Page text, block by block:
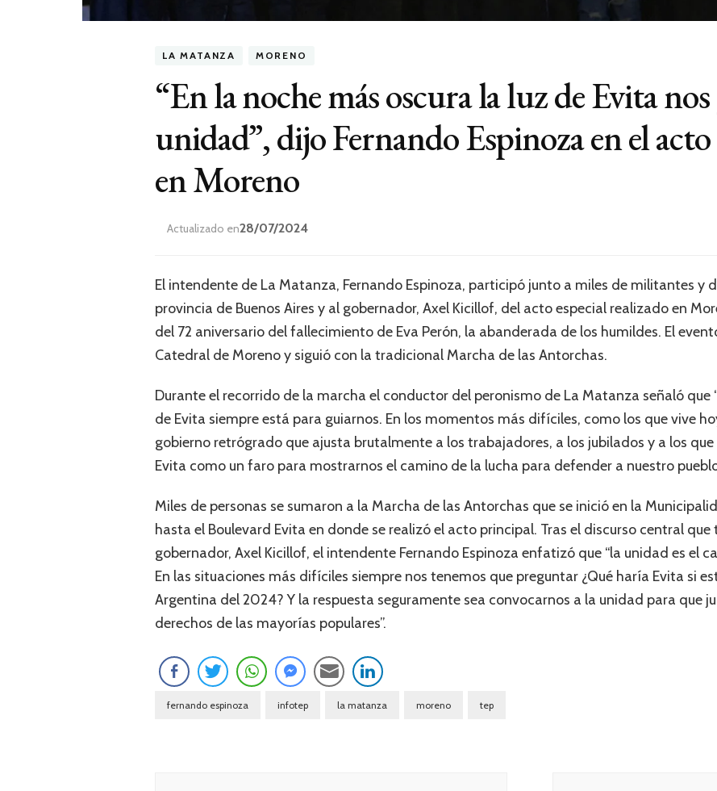
LA MATANZA MORENO
“En la noche más oscura la luz de Evita
unidad”, dijo Fernando Espinoza en el
en Moreno
Actualizado en28/07/2024
El intendente de La Matanza, Fernando Espinoza, participó junto a miles de militantes y
provincia de Buenos Aires y al gobernador, Axel Kicillof, del acto especial realizado en
del 72 aniversario del fallecimiento de Eva Perón, la abanderada de los humildes. El
Catedral de Moreno y siguió con la tradicional Marcha de las Antorchas.
Durante el recorrido de la marcha el conductor del peronismo de La Matanza señaló que
de Evita siempre está para guiarnos. En los momentos más difíciles, como los que vive
gobierno retrógrado que ajusta brutalmente a los trabajadores, a los jubilados y a los
Evita como un faro para mostrarnos el camino de la lucha para defender a nuestro
Miles de personas se sumaron a la Marcha de las Antorchas que se inició en la
hasta el Boulevard Evita en donde se realizó el acto principal. Tras el discurso central
gobernador, Axel Kicillof, el intendente Fernando Espinoza enfatizó que “la unidad es el
En las situaciones más difíciles siempre nos tenemos que preguntar ¿Qué haría Evita si
Argentina del 2024? Y la respuesta seguramente sea convocarnos a la unidad para que
derechos de las mayorías populares”.
fernando espinoza infotep la matanza moreno tep